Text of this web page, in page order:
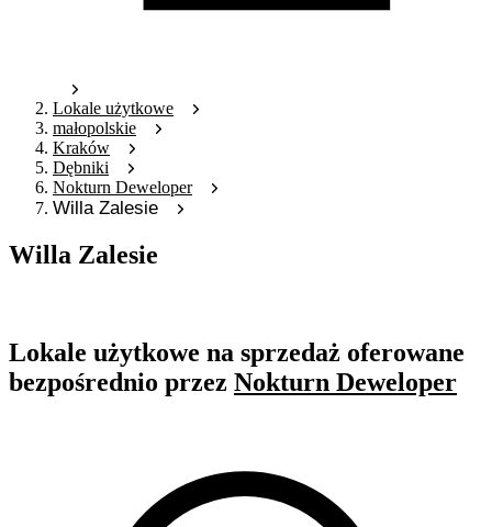
Lokale użytkowe
małopolskie
Kraków
Dębniki
Nokturn Deweloper
Willa Zalesie
Willa Zalesie
Lokale użytkowe na sprzedaż oferowane
bezpośrednio przez Nokturn Deweloper